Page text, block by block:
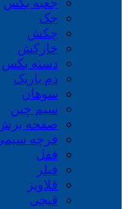
جک
چکش
خارکش
دسته بکس
دم باریک
سوهان
سیم چین
صفحه
فرچه
ففل
فیلر
قلاویز
قیچی